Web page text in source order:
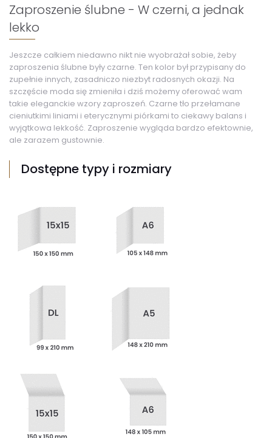
Zaproszenie ślubne - W czerni, a jednak
lekko
Jeszcze całkiem niedawno nikt nie wyobrażał sobie, żeby
zaproszenia ślubne były czarne. Ten kolor był przypisany do
zupełnie innych, zasadniczo niezbyt radosnych okazji. Na
szczęście moda się zmieniła i dziś możemy oferować wam
takie eleganckie wzory zaproszeń. Czarne tło przełamane
cieniutkimi liniami i eterycznymi piórkami to ciekawy balans i
wyjątkowa lekkość. Zaproszenie wygląda bardzo efektownie,
ale zarazem gustownie.
Dostępne typy i rozmiary